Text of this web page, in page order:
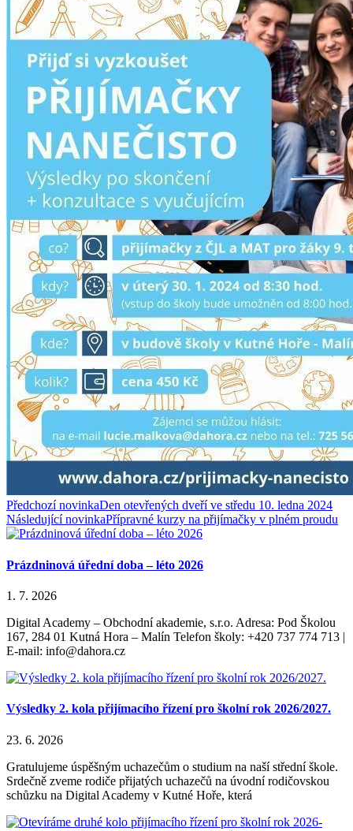
Předchozí novinkaDen otevřených dveří ve středu 10. ledna 2024
Následující novinkaPřípravné kurzy na přijímačky v plném proudu
Prázdninová úřední doba – léto 2026
1. 7. 2026
Digital Academy – Obchodní akademie, s.r.o. Adresa: Pod Školou
167, 284 01 Kutná Hora – Malín Telefon školy: +420 737 774 713 |
E-mail: info@dahora.cz
Výsledky 2. kola přijímacího řízení pro školní rok 2026/2027.
23. 6. 2026
Gratulujeme úspěšným uchazečům o studium na naší střední škole.
Srdečně zveme rodiče přijatých uchazečů na úvodní rodičovskou
schůzku na Digital Academy v Kutné Hoře, která